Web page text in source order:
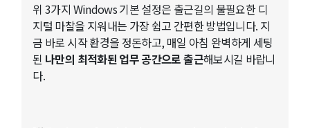
위 3가지 Windows 기본 설정은 출근길의 불필요한 디
지털 마찰을 지워내는 가장 쉽고 간편한 방법입니다. 지
금 바로 시작 환경을 정돈하고, 매일 아침 완벽하게 세팅
된 나만의 최적화된 업무 공간으로 출근해보시길 바랍니
다.